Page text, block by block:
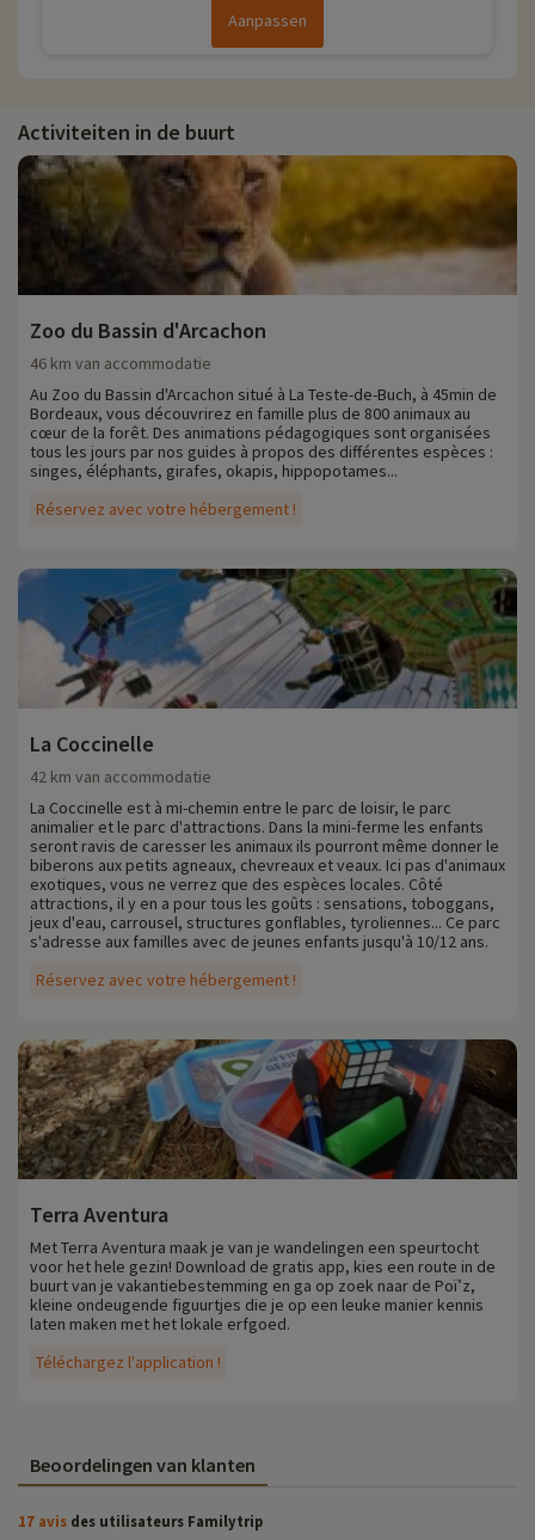
Aanpassen
Activiteiten in de buurt
Zoo du Bassin d'Arcachon
Réservez avec votre hébergement !
46 km van accommodatie
Au Zoo du Bassin d'Arcachon situé à La Teste-de-Buch, à 45min de
Bordeaux, vous découvrirez en famille plus de 800 animaux au
cœur de la forêt. Des animations pédagogiques sont organisées
tous les jours par nos guides à propos des différentes espèces :
singes, éléphants, girafes, okapis, hippopotames...
La Coccinelle
Réservez avec votre hébergement !
42 km van accommodatie
La Coccinelle est à mi-chemin entre le parc de loisir, le parc
animalier et le parc d'attractions. Dans la mini-ferme les enfants
seront ravis de caresser les animaux ils pourront même donner le
biberons aux petits agneaux, chevreaux et veaux. Ici pas d'animaux
exotiques, vous ne verrez que des espèces locales. Côté
attractions, il y en a pour tous les goûts : sensations, toboggans,
jeux d'eau, carrousel, structures gonflables, tyroliennes... Ce parc
s'adresse aux familles avec de jeunes enfants jusqu'à 10/12 ans.
Terra Aventura
Téléchargez l'application !
Met Terra Aventura maak je van je wandelingen een speurtocht
voor het hele gezin! Download de gratis app, kies een route in de
buurt van je vakantiebestemming en ga op zoek naar de Poï’z,
kleine ondeugende figuurtjes die je op een leuke manier kennis
laten maken met het lokale erfgoed.
Beoordelingen van klanten
17 avis des utilisateurs Familytrip